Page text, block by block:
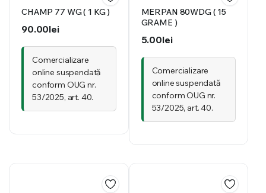
CHAMP 77 WG ( 1 KG )
90.00lei
Comercializare
online suspendată
conform OUG nr.
53/2025, art. 40.
MERPAN 80WDG ( 15
GRAME )
5.00lei
Comercializare
online suspendată
conform OUG nr.
53/2025, art. 40.